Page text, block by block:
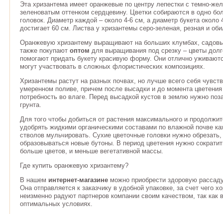
Эта хризантема имеет оранжевые по центру лепестки с темно-
зеленоватым оттенком сердцевину. Цветки собираются в одно
головок. Диаметр каждой – около 4-6 см, а диаметр букета
достигает 60 см. Листва у хризантемы серо-зеленая, резная и
Оранжевую хризантему выращивают на больших клумбах,
также покупают оптом для выращивания под срезку – цветы
помогают придать букету красивую форму. Они отлично
могут участвовать в сложных флористических композициях.
Хризантемы растут на разных почвах, но лучше всего себя
умеренном поливе, причем после высадки и до момента
потребность во влаге. Перед высадкой кустов в землю нужно
грунта.
Для того чтобы добиться от растения максимального и
удобрять жидкими органическими составами по влажной почве
стволов мульчировать. Сухие цветочные головки нужно
образовываться новые бутоны. В период цветения нужно
больше цветов, и меньше вегетативной массы.
Где купить оранжевую хризантему?
В нашем интернет-магазине можно приобрести здоровую
Она отправляется к заказчику в удобной упаковке, за счет чего
неизменно радуют партнеров компании своим качеством, так
оптимальных условиях.